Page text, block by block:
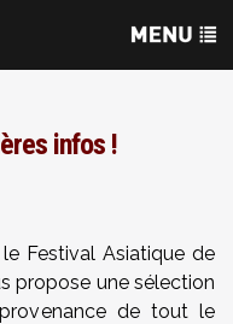
infos !
Festival Asiatique de
propose une sélection
de tout le